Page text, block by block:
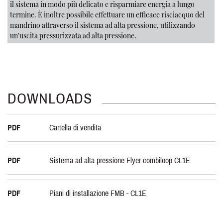
il sistema in modo più delicato e risparmiare energia a lungo
termine. È inoltre possibile effettuare un efficace risciacquo del
mandrino attraverso il sistema ad alta pressione, utilizzando
un'uscita pressurizzata ad alta pressione.
DOWNLOADS
PDF Cartella di vendita
PDF Sistema ad alta pressione Flyer combiloop CL1E
PDF Piani di installazione FMB - CL1E